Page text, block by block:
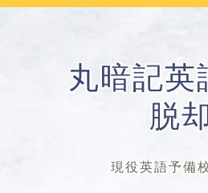
丸暗記英
脱
現役英語予備